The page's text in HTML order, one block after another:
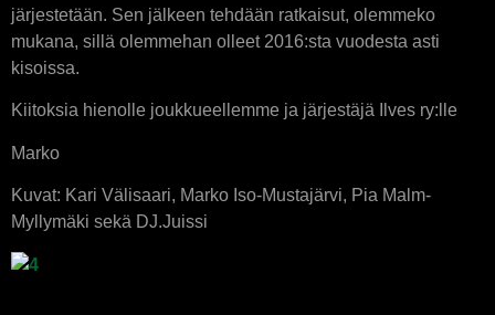
järjestetään. Sen jälkeen tehdään ratkaisut, olemmeko
mukana, sillä olemmehan olleet 2016:sta vuodesta asti
kisoissa.
Kiitoksia hienolle joukkueellemme ja järjestäjä Ilves ry:lle
Marko
Kuvat: Kari Välisaari, Marko Iso-Mustajärvi, Pia Malm-
Myllymäki sekä DJ.Juissi